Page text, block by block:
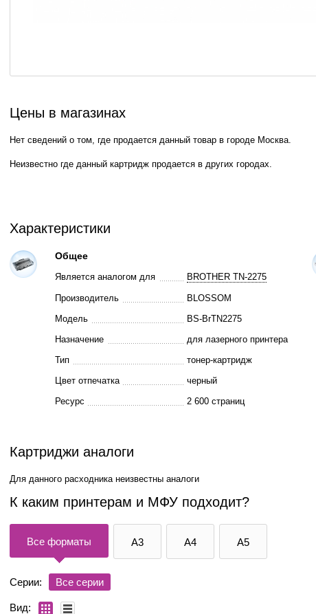
Цены в магазинах
Нет сведений о том, где продается данный товар в городе Москва.
Неизвестно где данный картридж продается в других городах.
Характеристики
Общее
Является аналогом для BROTHER TN-2275
Производитель
BLOSSOM
Модель
BS-BrTN2275
Назначение
для лазерного принтера
Тип
тонер-картридж
Цвет отпечатка
черный
Ресурс
2 600 страниц
Картриджи аналоги
Для данного расходника неизвестны аналоги
К каким принтерам и МФУ подходит?
Все форматы A3 A4 A5
Серии: Все серии
Вид: